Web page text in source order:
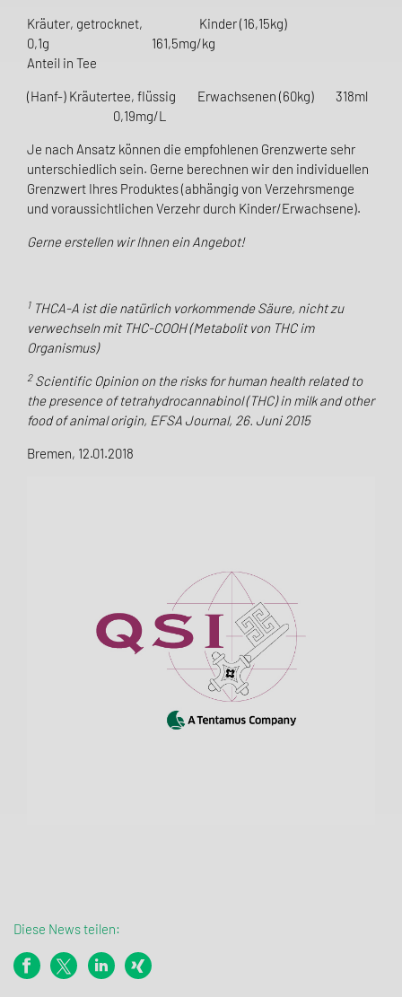
Kräuter, getrocknet, Kinder (16,15kg)
0,1g 161,5mg/kg
Anteil in Tee
(Hanf-) Kräutertee, flüssig Erwachsenen (60kg) 318ml
0,19mg/L
Je nach Ansatz können die empfohlenen Grenzwerte sehr
unterschiedlich sein. Gerne berechnen wir den individuellen
Grenzwert Ihres Produktes (abhängig von Verzehrsmenge
und voraussichtlichen Verzehr durch Kinder/Erwachsene).
Gerne erstellen wir Ihnen ein Angebot!
1THCA-A ist die natürlich vorkommende Säure, nicht zu
verwechseln mit THC-COOH (Metabolit von THC im
Organismus)
2Scientific Opinion on the risks for human health related to
the presence of tetrahydrocannabinol (THC) in milk and other
food of animal origin, EFSA Journal, 26. Juni 2015
Bremen, 12.01.2018
Diese News teilen: